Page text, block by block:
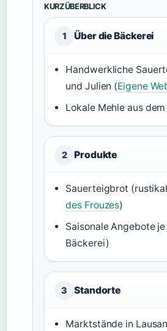
KURZÜBERBLICK
1 Über die Bäckerei
Handwerkliche
und Julien (Eigene
Lokale Mehle aus
2 Produkte
Sauerteigbrot
des Frouzes)
Saisonale Angebote
Bäckerei)
3 Standorte
Marktstände in